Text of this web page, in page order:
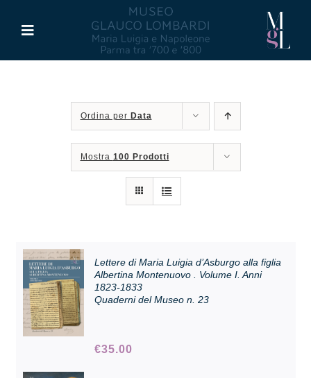
contenuto
Toggle
Maria Luigia d’Asburgo
Attività
Pubblicazioni
Ordina per Data
Mostra 100 Prodotti
Lettere di Maria Luigia d’Asburgo alla figlia
Albertina Montenuovo . Volume I. Anni
1823-1833
Quaderni del Museo n. 23
€35.00